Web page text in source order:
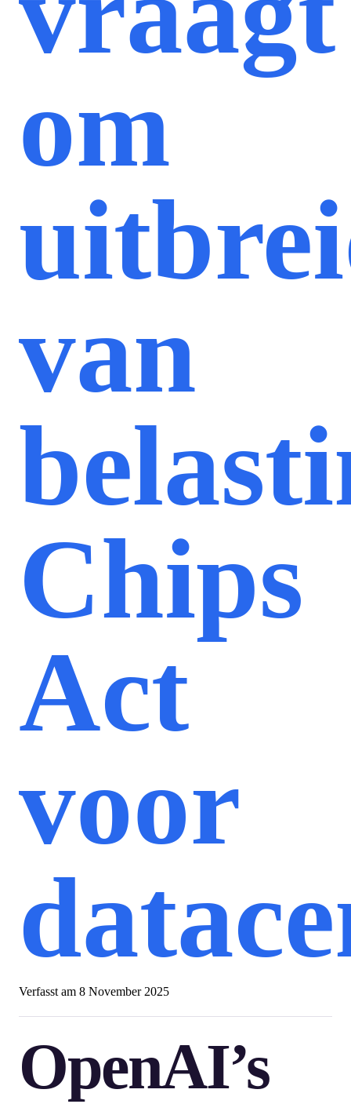
om
van
Chips
Act
voor
Verfasst am 8 November 2025
OpenAI’s